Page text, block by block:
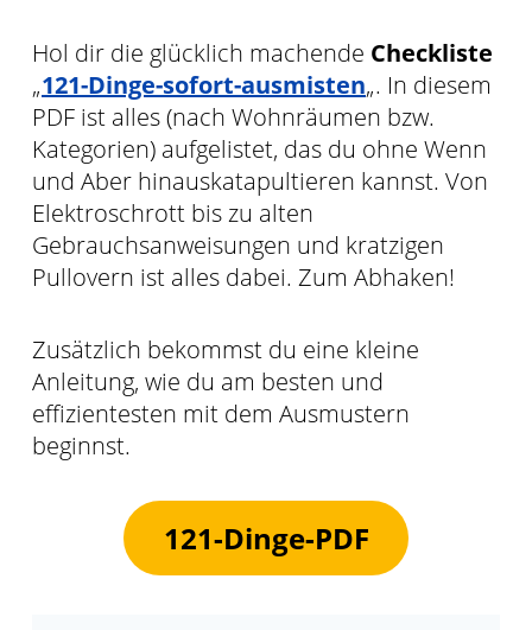
Hol dir die glücklich machende Checkliste
„121-Dinge-sofort-ausmisten„. In diesem
PDF ist alles (nach Wohnräumen bzw.
Kategorien) aufgelistet, das du ohne Wenn
und Aber hinauskatapultieren kannst. Von
Elektroschrott bis zu alten
Gebrauchsanweisungen und kratzigen
Pullovern ist alles dabei. Zum Abhaken!
Zusätzlich bekommst du eine kleine
Anleitung, wie du am besten und
effizientesten mit dem Ausmustern
beginnst.
121-Dinge-PDF